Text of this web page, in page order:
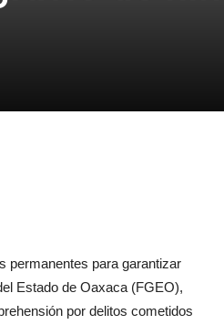
permanentes para garantizar
Estado de Oaxaca (FGEO),
por delitos cometidos